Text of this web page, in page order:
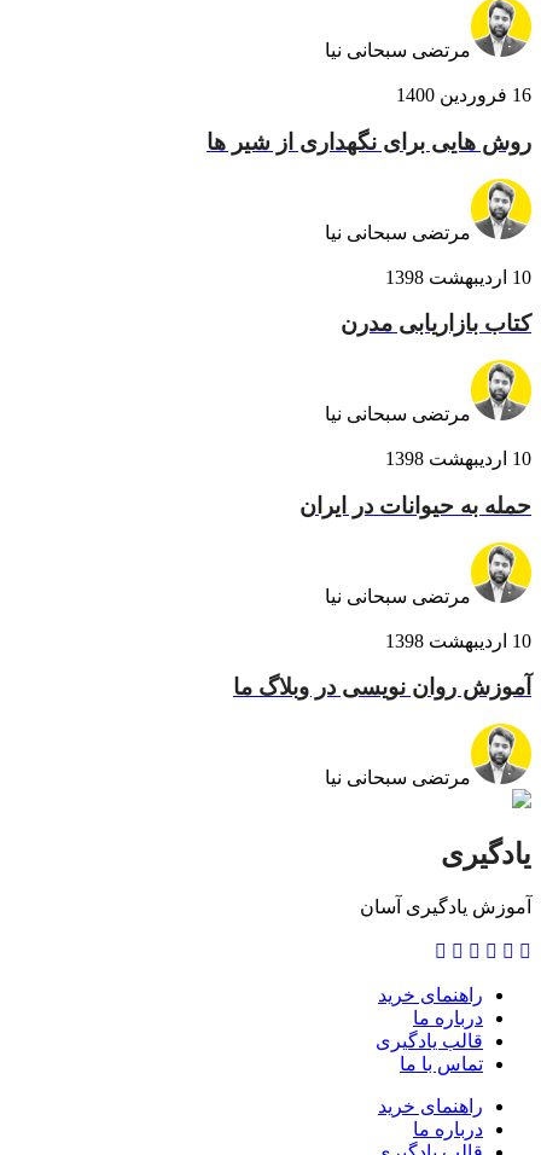
مرتضی سبحانی نیا
16 فروردین 1400
روش هایی برای نگهداری از شیر ها
مرتضی سبحانی نیا
10 اردیبهشت 1398
کتاب بازاریابی مدرن
مرتضی سبحانی نیا
10 اردیبهشت 1398
حمله به حیوانات در ایران
مرتضی سبحانی نیا
10 اردیبهشت 1398
آموزش روان نویسی در وبلاگ ما
مرتضی سبحانی نیا
یادگیری
آموزش یادگیری آسان
راهنمای خرید
درباره ما
قالب یادگیری
تماس با ما
راهنمای خرید
درباره ما